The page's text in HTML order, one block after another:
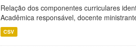
Relação dos componentes curriculares
Acadêmica responsável, docente
CSV